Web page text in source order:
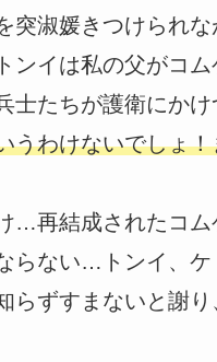
淑媛きつけられ
ンイは私の父がコ
たちが護衛にかけ
うわけないでしょ
…再結成されたコ
らない…トンイ、
らずすまないと謝